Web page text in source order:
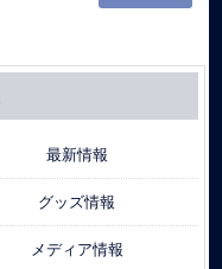
最新情報
グッズ情報
メディア情報